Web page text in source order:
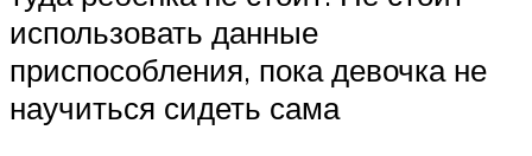
использовать данные
приспособления, пока девочка не
научиться сидеть сама